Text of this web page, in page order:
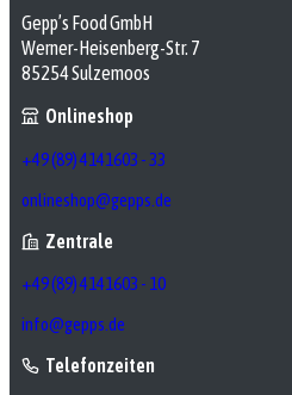
Gepp’s Food GmbH
Werner-Heisenberg-Str. 7
85254 Sulzemoos
Onlineshop
+49 (89) 4141603 - 33
onlineshop@gepps.de
Zentrale
+49 (89) 4141603 - 10
info@gepps.de
Telefonzeiten